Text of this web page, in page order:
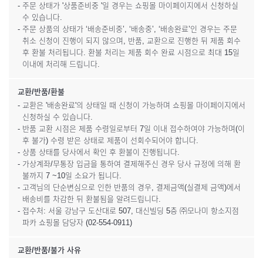
- 주문 상태가 '상품준비중 '일 경우는 쇼핑몰 마이페이지에서 신청하실
수 있습니다.
- 주문 상품의 상태가 ‘배송준비중’, ‘배송중’, ‘배송완료’인 경우는 주문
취소 신청이 진행이 되지 않으며, 반품, 교환으로 진행한 뒤 제품 회수
후 환불 처리됩니다. 환불 처리는 제품 회수 완료 시점으로 최대 15일
이내에 처리해 드립니다.
교환/반품/환불
- 교환은 '배송완료'의 상태일 때 신청이 가능하며 쇼핑몰 마이페이지에서
신청하실 수 있습니다.
- 반품 교환 시점은 제품 수령일로부터 7일 이내 접수하여야 가능하며(이
후 불가) 수령 받은 상태로 제품이 선회수되어야 합니다.
- 상품 상태를 당사에서 확인 후 환불이 진행됩니다.
- 가상계좌/무통장 입금을 통하여 결제해주신 경우 당사 규정에 의해 환
불까지 7 ~10일 소요가 됩니다.
- 고객님의 단순변심으로 인한 반품의 경우, 결제금액(실결제 금액)에서
배송비를 차감한 뒤 환불됨을 알려드립니다.
- 접수처: 서울 강남구 도산대로 507, 대신빌딩 5층 ㈜모나미 항소지점
파카 쇼핑몰 담당자 (02-554-0911)
교환/반품/불가 사유